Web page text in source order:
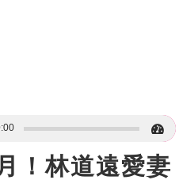
！林道遠愛妻